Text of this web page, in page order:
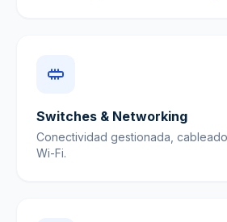
Switches & Networking
Conectividad gestionada,
Wi-Fi.